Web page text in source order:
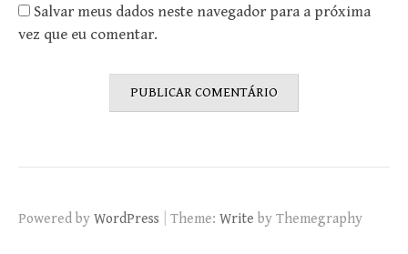
Salvar meus dados neste navegador para a próxima
vez que eu comentar.
Powered by WordPress Theme: Write by Themegraphy